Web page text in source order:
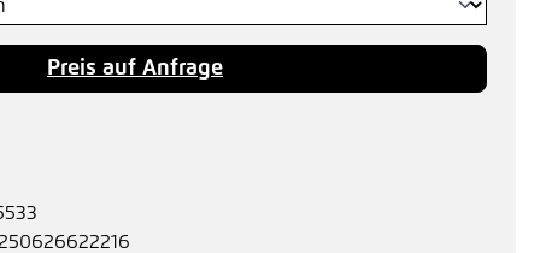
Preis auf Anfrage